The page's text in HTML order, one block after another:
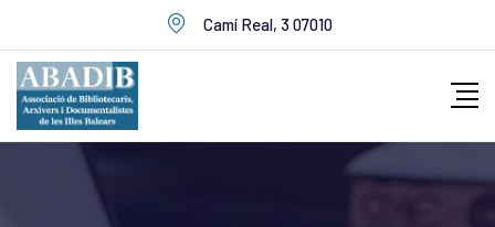
to
content
Camí Real, 3 07010